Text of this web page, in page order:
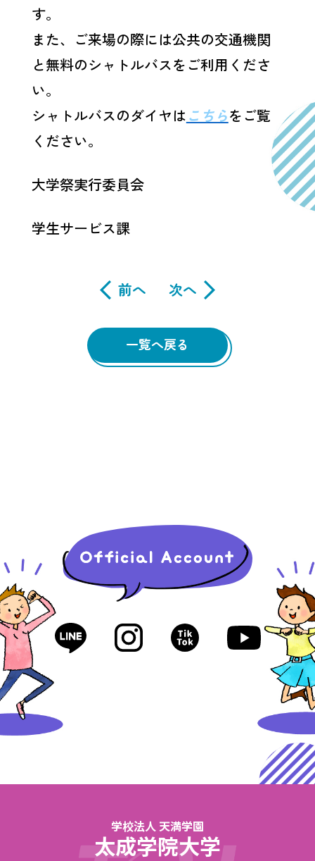
す。
また、ご来場の際には公共の交通機関
と無料のシャトルバスをご利用くださ
い。
シャトルバスのダイヤはこちらをご覧
ください。
大学祭実行委員会
学生サービス課
前へ 次へ
一覧へ戻る
学校法人 天満学園
太成学院大学